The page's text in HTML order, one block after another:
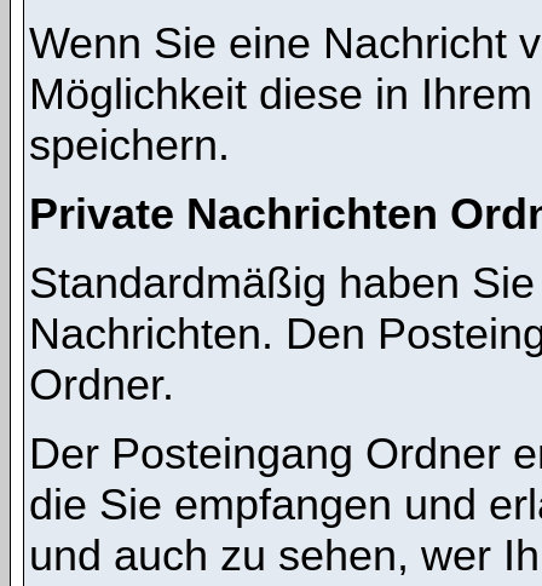
Wenn Sie eine Nachricht
Möglichkeit diese in
speichern.
Private Nachrichten
Standardmäßig haben
Nachrichten. Den
Ordner.
Der Posteingang Ordner
die Sie empfangen und
und auch zu sehen, wer